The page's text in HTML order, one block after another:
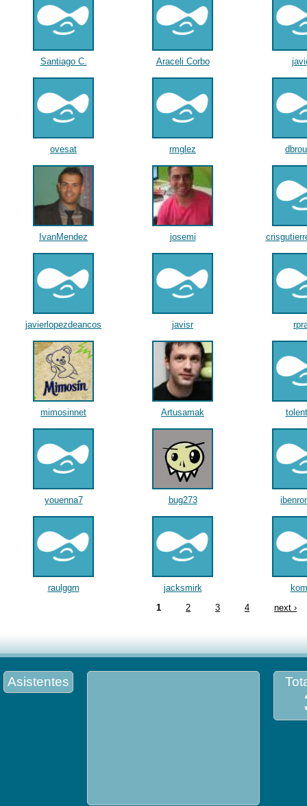
Santiago C. Araceli Corbo
ovesat rmglez
IvanMendez josemi
javierlopezdeancos javisr
mimosinnet Artusamak
youenna7 bug273
raulggm jacksmirk
1
2 3 4 next ›
Asistentes